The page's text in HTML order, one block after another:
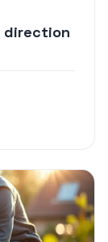
direction